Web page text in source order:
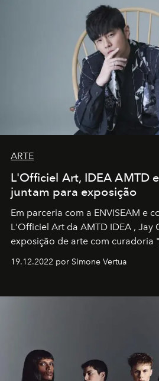
ARTE
L'Officiel Art, IDEA AMTD
juntam para exposição
Em parceria com a ENVISEAM e
L'Officiel Art da AMTD IDEA , Jay
exposição de arte com curadoria
19.12.2022 por SImone Vertua